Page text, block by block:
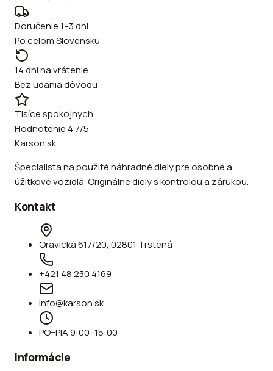
Doručenie 1–3 dni
Po celom Slovensku
14 dní na vrátenie
Bez udania dôvodu
Tisíce spokojných
Hodnotenie 4.7/5
Karson.sk
Špecialista na použité náhradné diely pre osobné a
úžitkové vozidlá. Originálne diely s kontrolou a zárukou.
Kontakt
Oravická 617/20, 02801 Trstená
+421 48 230 4169
info@karson.sk
PO–PIA 9:00–15:00
Informácie